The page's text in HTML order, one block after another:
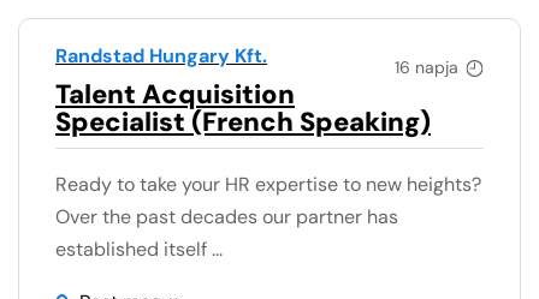
16 napja
Randstad Hungary Kft.
Talent Acquisition
Specialist (French Speaking)
Ready to take your HR expertise to new heights?
Over the past decades our partner has
established itself ...